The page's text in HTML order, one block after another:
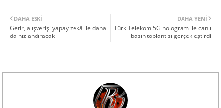
DAHA YENI
Türk Telekom 5G hologram ile canlı
basın toplantısı gerçekleştirdi
DAHA ESKI
Getir, alışverişi yapay zekâ ile daha
da hızlandıracak